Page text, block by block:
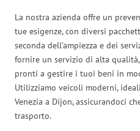
La nostra azienda offre un
tue esigenze, con diversi
seconda dell’ampiezza e dei
fornire un servizio di alta
pronti a gestire i tuoi beni in
Utilizziamo veicoli moderni,
Venezia a Dijon, assicurandoci
trasporto.